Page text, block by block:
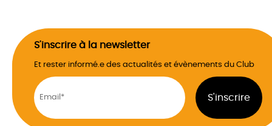
S'inscrire à la newsletter
Et rester informé.e des actualités et évènements du Club